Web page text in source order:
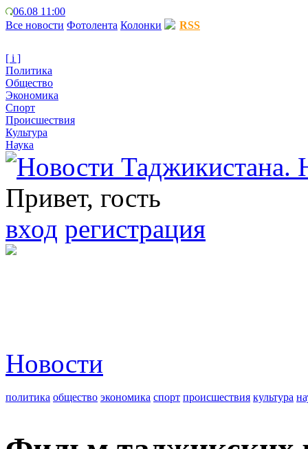
06.08 11:00
Все новости Фотолента Колонки RSS
[ i ]
Политика
Общество
Экономика
Спорт
Происшествия
Культура
Наука
Привет, гость
вход регистрация
Новости
политика общество экономика спорт происшествия культура